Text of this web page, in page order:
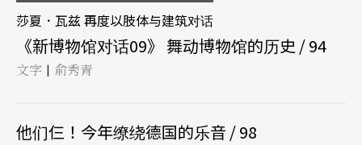
莎夏．瓦兹 再度以肢体与建筑对话
《新博物馆对话09》 舞动博物馆的历史 / 94
文字 | 俞秀青
他们仨！今年缭绕德国的乐音 / 98